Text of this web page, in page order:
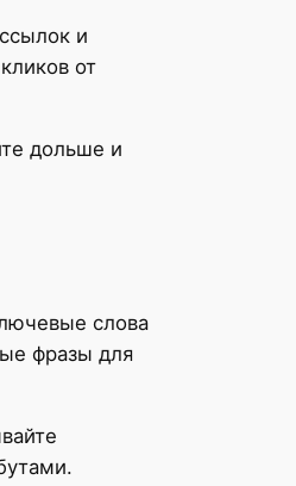
и
от
дольше и
слова
фразы для